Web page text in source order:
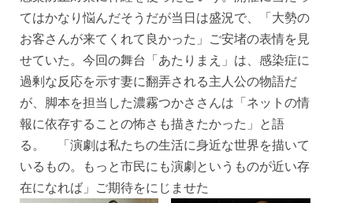
てはかなり悩んだそうだが当日は盛況で、「大勢の
お客さんが来てくれて良かった」ご安堵の表情を見
せていた。今回の舞台「あたりまえ」は、感染症に
過剰な反応を示す妻に翻弄される主人公の物語だ
が、脚本を担当した濃霧つかささんは「ネットの情
報に依存することの怖さも描きたかった」と語
る。 「演劇は私たちの生活に身近な世界を描いて
いるもの。もっと市民にも演劇というものが近い存
在になれば」ご期待をにじませた